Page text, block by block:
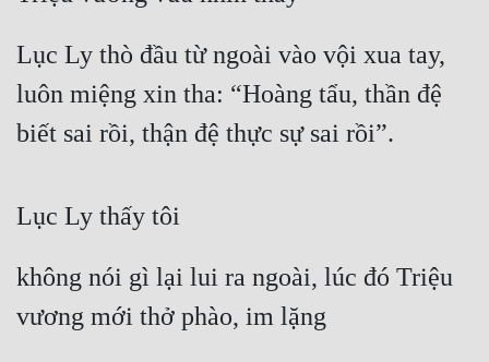
Lục Ly thò đầu từ ngoài vào vội xua tay,
luôn miệng xin tha: “Hoàng tẩu, thần đệ
biết sai rồi, thận đệ thực sự sai rồi”.
Lục Ly thấy tôi
không nói gì lại lui ra ngoài, lúc đó Triệu
vương mới thở phào, im lặng